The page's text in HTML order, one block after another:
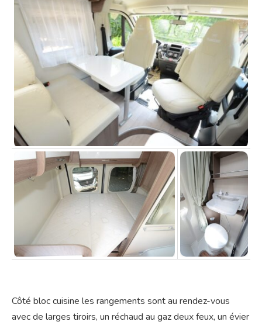
Côté bloc cuisine les rangements sont au rendez-vous
avec de larges tiroirs, un réchaud au gaz deux feux, un évier